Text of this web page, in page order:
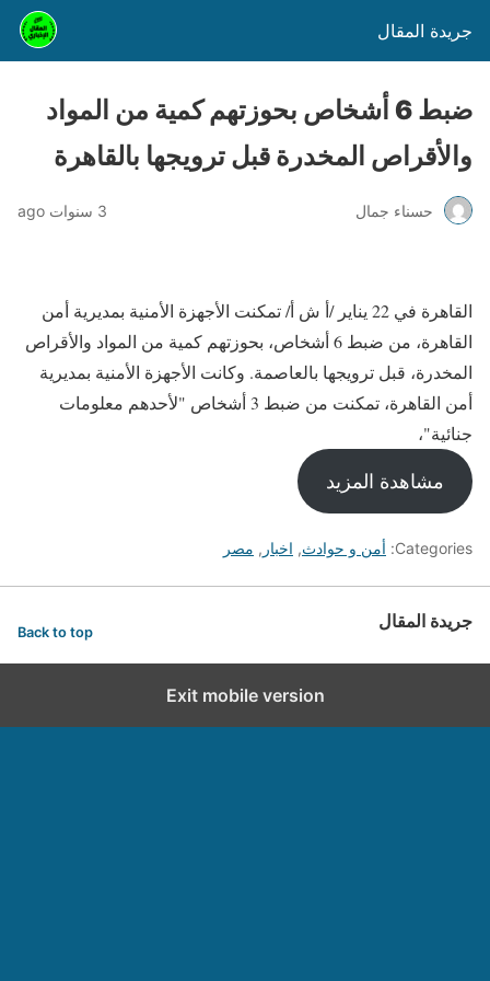
جريدة المقال
ضبط 6 أشخاص بحوزتهم كمية من المواد
والأقراص المخدرة قبل ترويجها بالقاهرة
حسناء جمال 3 سنوات ago
القاهرة في 22 يناير /أ ش أ/ تمكنت الأجهزة الأمنية بمديرية أمن
القاهرة، من ضبط 6 أشخاص، بحوزتهم كمية من المواد والأقراص
المخدرة، قبل ترويجها بالعاصمة. وكانت الأجهزة الأمنية بمديرية
أمن القاهرة، تمكنت من ضبط 3 أشخاص "لأحدهم معلومات
جنائية"،
مشاهدة المزيد
Categories: أمن و حوادث, اخبار , مصر
جريدة المقال Back to top
Exit mobile version